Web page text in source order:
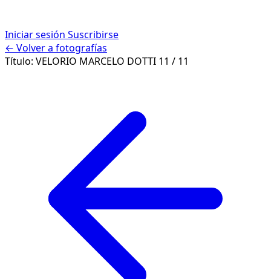
Iniciar sesión Suscribirse
← Volver a fotografías
Título: VELORIO MARCELO DOTTI 11 / 11